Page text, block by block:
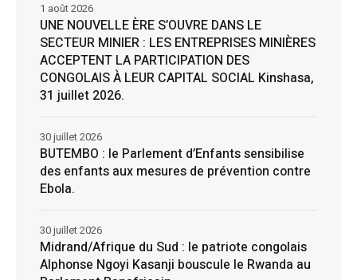
UNE NOUVELLE ÈRE S’OUVRE DANS LE
SECTEUR MINIER : LES ENTREPRISES MINIÈRES
ACCEPTENT LA PARTICIPATION DES
CONGOLAIS À LEUR CAPITAL SOCIAL Kinshasa,
31 juillet 2026.
1 août 2026
BUTEMBO : le Parlement d’Enfants sensibilise
des enfants aux mesures de prévention contre
Ebola.
30 juillet 2026
Midrand/Afrique du Sud : le patriote congolais
Alphonse Ngoyi Kasanji bouscule le Rwanda au
30 juillet 2026